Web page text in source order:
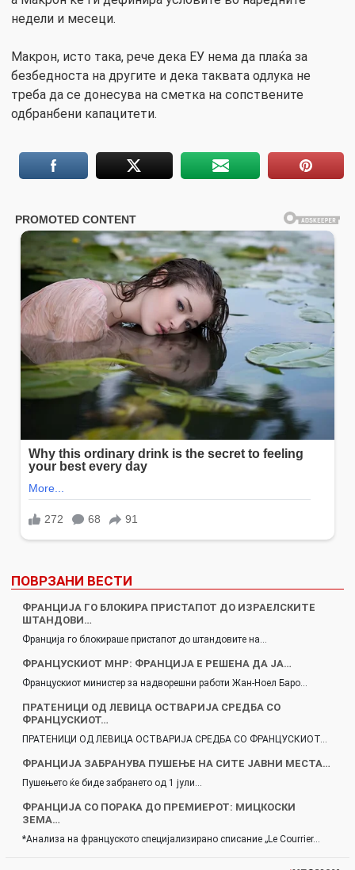
недели и месеци.
Макрон, исто така, рече дека ЕУ нема да плаќа за
безбедноста на другите и дека таквата одлука не
треба да се донесува на сметка на сопствените
одбранбени капацитети.
ПОВРЗАНИ ВЕСТИ
ФРАНЦИЈА ГО БЛОКИРА ПРИСТАПОТ ДО ИЗРАЕЛСКИТЕ
ШТАНДОВИ…
Франција го блокираше пристапот до штандовите на…
ФРАНЦУСКИОТ МНР: ФРАНЦИЈА Е РЕШЕНА ДА ЈА…
Францускиот министер за надворешни работи Жан-Ноел Баро…
ПРАТЕНИЦИ ОД ЛЕВИЦА ОСТВАРИЈА СРЕДБА СО
ФРАНЦУСКИОТ…
ПРАТЕНИЦИ ОД ЛЕВИЦА ОСТВАРИЈА СРЕДБА СО ФРАНЦУСКИОТ…
ФРАНЦИЈА ЗАБРАНУВА ПУШЕЊЕ НА СИТЕ ЈАВНИ МЕСТА…
Пушењето ќе биде забрането од 1 јули…
ФРАНЦИЈА СО ПОРАКА ДО ПРЕМИЕРОТ: МИЦКОСКИ
ЗЕМА…
*Анализа на француското специјализирано списание „Le Courrier…